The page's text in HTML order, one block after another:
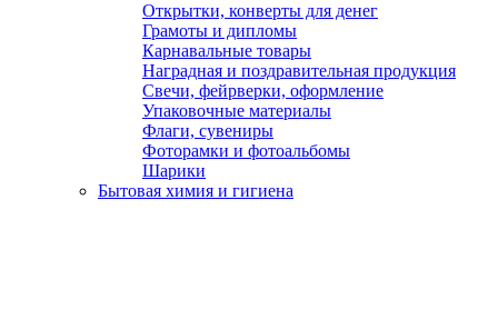
Открытки, конверты для денег
Грамоты и дипломы
Карнавальные товары
Наградная и поздравительная продукция
Свечи, фейрверки, оформление
Упаковочные материалы
Флаги, сувениры
Фоторамки и фотоальбомы
Шарики
Бытовая химия и гигиена